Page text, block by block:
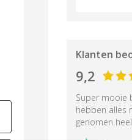
Klanten
9,2
Super mooie
hebben alles
genomen